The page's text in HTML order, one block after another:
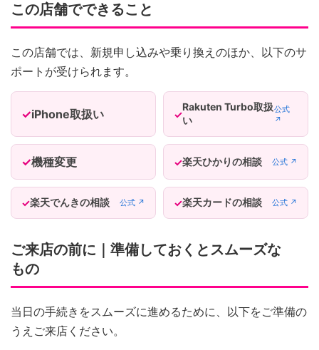
この店舗でできること
この店舗では、新規申し込みや乗り換えのほか、以下のサ
ポートが受けられます。
iPhone取扱い
Rakuten Turbo取扱
い
公式
↗
機種変更 楽天ひかりの相談 公式 ↗
楽天でんきの相談 公式 ↗ 楽天カードの相談 公式 ↗
ご来店の前に｜準備しておくとスムーズな
もの
当日の手続きをスムーズに進めるために、以下をご準備の
うえご来店ください。